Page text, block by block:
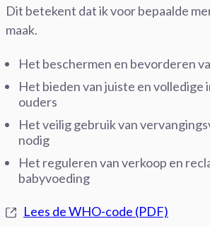
Dit betekent dat ik voor bepaalde
maak.
Het beschermen en bevorderen
Het bieden van juiste en volledige
ouders
Het veilig gebruik van
nodig
Het reguleren van verkoop en
babyvoeding
Lees de WHO-code (PDF)